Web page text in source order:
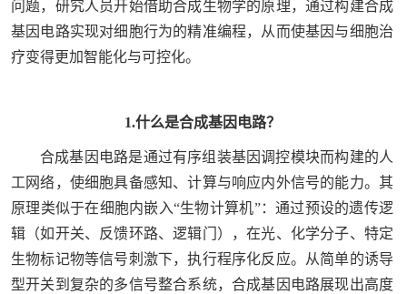
问题，研究人员开始借助合成生物学的原理，通过构建合成
基因电路实现对细胞行为的精准编程，从而使基因与细胞治
疗变得更加智能化与可控化。
1.什么是合成基因电路？
合成基因电路是通过有序组装基因调控模块而构建的人
工网络，使细胞具备感知、计算与响应内外信号的能力。其
原理类似于在细胞内嵌入“生物计算机”：通过预设的遗传逻
辑（如开关、反馈环路、逻辑门），在光、化学分子、特定
生物标记物等信号刺激下，执行程序化反应。从简单的诱导
型开关到复杂的多信号整合系统，合成基因电路展现出高度